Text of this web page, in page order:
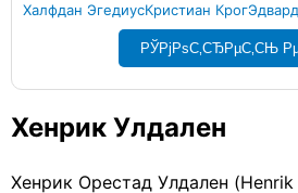
Халфдан ЭгедиусКристиан Крог
РЎРјРѕС‚СЂРµС‚СЊ
Хенрик Улдален
Хенрик Орестад Улдален